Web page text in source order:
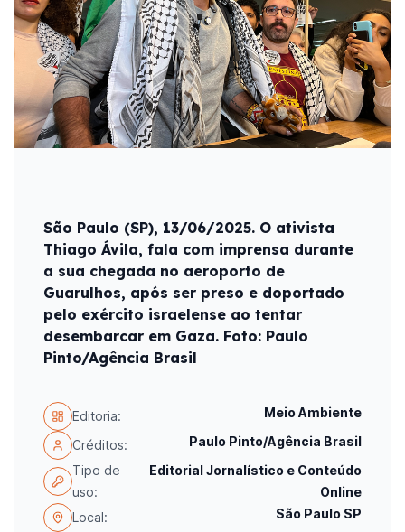
São Paulo (SP), 13/06/2025. O ativista
Thiago Ávila, fala com imprensa durante
a sua chegada no aeroporto de
Guarulhos, após ser preso e doportado
pelo exército israelense ao tentar
desembarcar em Gaza. Foto: Paulo
Pinto/Agência Brasil
Editoria: Meio Ambiente
Créditos:
Paulo Pinto/Agência Brasil
Tipo de
uso:
Editorial Jornalístico e Conteúdo
Online
Local:
São Paulo SP